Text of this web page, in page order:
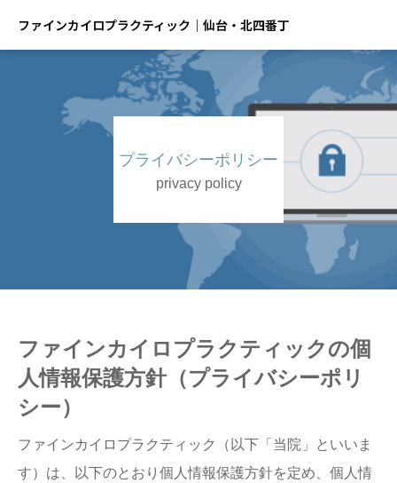
ファインカイロプラクティック｜仙台・北四番丁
プライバシーポリシー
privacy policy
ファインカイロプラクティックの個
人情報保護方針（プライバシーポリ
シー）
ファインカイロプラクティック（以下「当院」といいま
す）は、以下のとおり個人情報保護方針を定め、個人情